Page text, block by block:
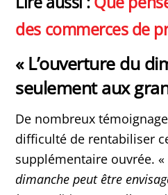
des commerces de
« L’ouverture du
seulement aux
De nombreux
difficulté de rentabiliser
supplémentaire ouvrée. «
dimanche peut être